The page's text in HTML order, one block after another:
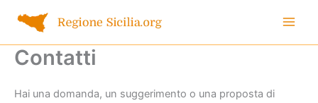
contenuto
Contatti
Hai una domanda, un suggerimento o una proposta di